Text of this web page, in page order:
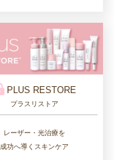
PLUS RESTORE
プラスリストア
レーザー・光治療を
成功へ導くスキンケア